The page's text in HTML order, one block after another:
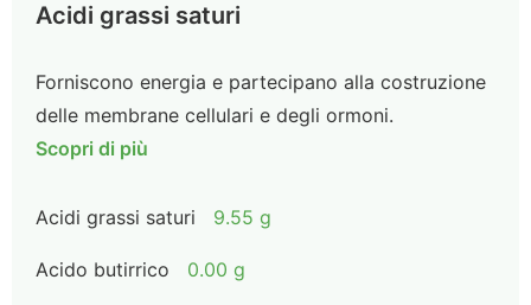
Acidi grassi saturi
Forniscono energia e partecipano alla costruzione
delle membrane cellulari e degli ormoni.
Scopri di più
Acidi grassi saturi 9.55 g
Acido butirrico 0.00 g